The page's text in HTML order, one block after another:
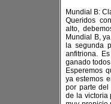
Mundial B:
Queridos
alto,
Mundial B,
la segunda
anfitriona.
ganado
Esperemos
ya estemos
por parte
de la victoria